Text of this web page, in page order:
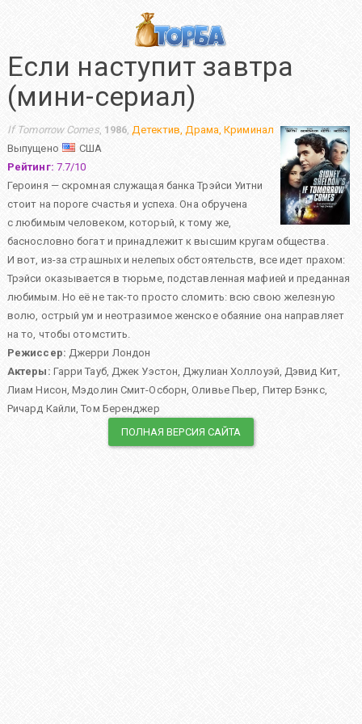
Если наступит завтра
(мини-сериал)
If Tomorrow Comes, 1986,Детектив,Драма,Криминал
Выпущено
США
Рейтинг: 7.7/10
Героиня — скромная служащая банка Трэйси Уитни
стоит на пороге счастья и успеха. Она обручена
с любимым человеком, который, к тому же,
баснословно богат и принадлежит к высшим кругам общества.
И вот, из-за страшных и нелепых обстоятельств, все идет прахом:
Трэйси оказывается в тюрьме, подставленная мафией и преданная
любимым. Но её не так-то просто сломить: всю свою железную
волю, острый ум и неотразимое женское обаяние она направляет
на то, чтобы отомстить.
Режиссер: Джерри Лондон
Актеры: Гарри Тауб, Джек Уэстон,Джулиан Холлоуэй,Дэвид Кит,
Лиам Нисон,Мэдолин Смит-Осборн,Оливье Пьер, Питер Бэнкс,
Ричард Кайли,Том Беренджер
ПОЛНАЯ ВЕРСИЯ САЙТА